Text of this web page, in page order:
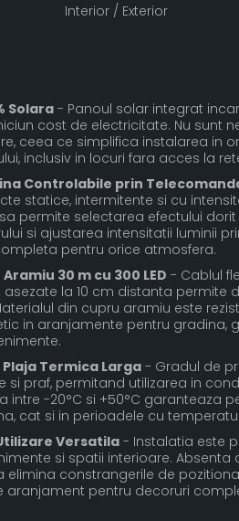
Interior / Exterior
Solara- Panoul solar integrat
cost de electricitate. Nu sunt
ceea ce simplifica instalarea in
inclusiv in locuri fara acces la
Controlabile prin
statice, intermitente si cu
permite selectarea efectului
si ajustarea intensitatii luminii
pentru orice atmosfera.
30 m cu 300 LED - Cablul
asezate la 10 cm distanta permite
din cupru aramiu este
in aranjamente pentru gradina,
Termica Larga- Gradul de
si praf, permitand utilizarea in
intre -20°C si +50°C garanteaza
cat si in perioadele cu
Versatila- Instalatia este
si spatii interioare. Absenta
elimina constrangerile de
aranjament pentru decoruri